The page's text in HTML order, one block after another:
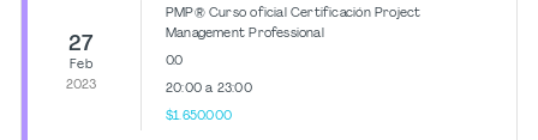
27
Feb
2023
PMP® Curso oficial Certificación Project
Management Professional
0.0
20:00 a 23:00
$1.650.000